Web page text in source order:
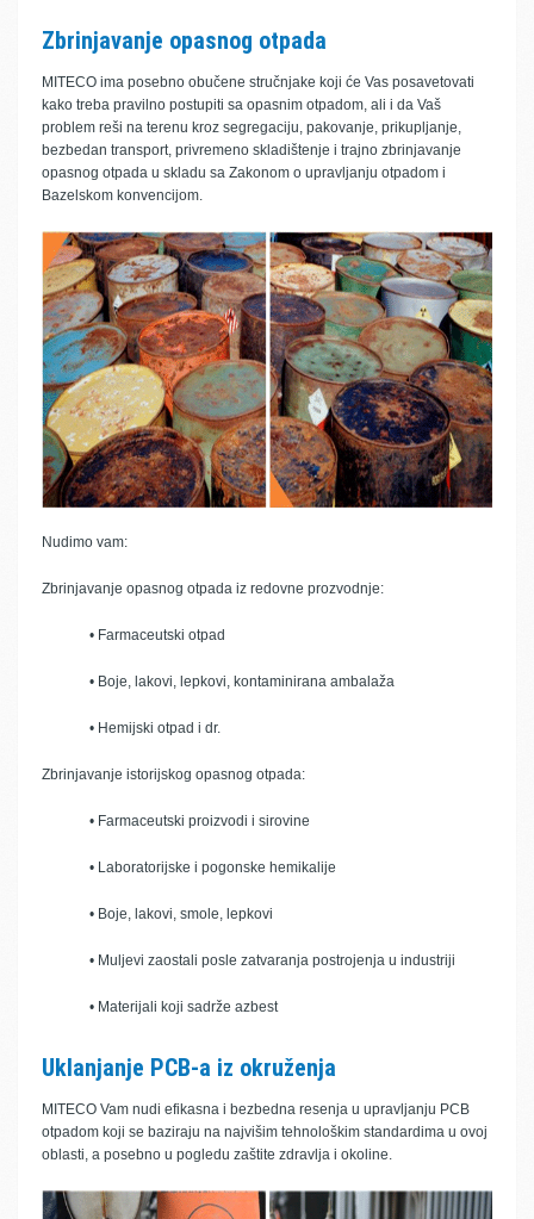
Zbrinjavanje opasnog otpada
MITECO ima posebno obučene stručnjake koji će Vas posavetovati
kako treba pravilno postupiti sa opasnim otpadom, ali i da Vaš
problem reši na terenu kroz segregaciju, pakovanje, prikupljanje,
bezbedan transport, privremeno skladištenje i trajno zbrinjavanje
opasnog otpada u skladu sa Zakonom o upravljanju otpadom i
Bazelskom konvencijom.
Nudimo vam:
Zbrinjavanje opasnog otpada iz redovne prozvodnje:
• Farmaceutski otpad
• Boje, lakovi, lepkovi, kontaminirana ambalaža
• Hemijski otpad i dr.
Zbrinjavanje istorijskog opasnog otpada:
• Farmaceutski proizvodi i sirovine
• Laboratorijske i pogonske hemikalije
• Boje, lakovi, smole, lepkovi
• Muljevi zaostali posle zatvaranja postrojenja u industriji
• Materijali koji sadrže azbest
Uklanjanje PCB-a iz okruženja
MITECO Vam nudi efikasna i bezbedna resenja u upravljanju PCB
otpadom koji se baziraju na najvišim tehnološkim standardima u ovoj
oblasti, a posebno u pogledu zaštite zdravlja i okoline.